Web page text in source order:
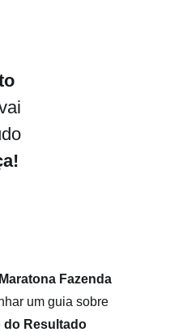
Maratona Fazenda
um guia sobre
do Resultado